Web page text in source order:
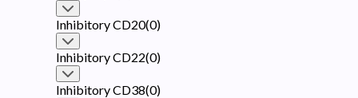
Inhibitory CD20(0)
Inhibitory CD22(0)
Inhibitory CD38(0)